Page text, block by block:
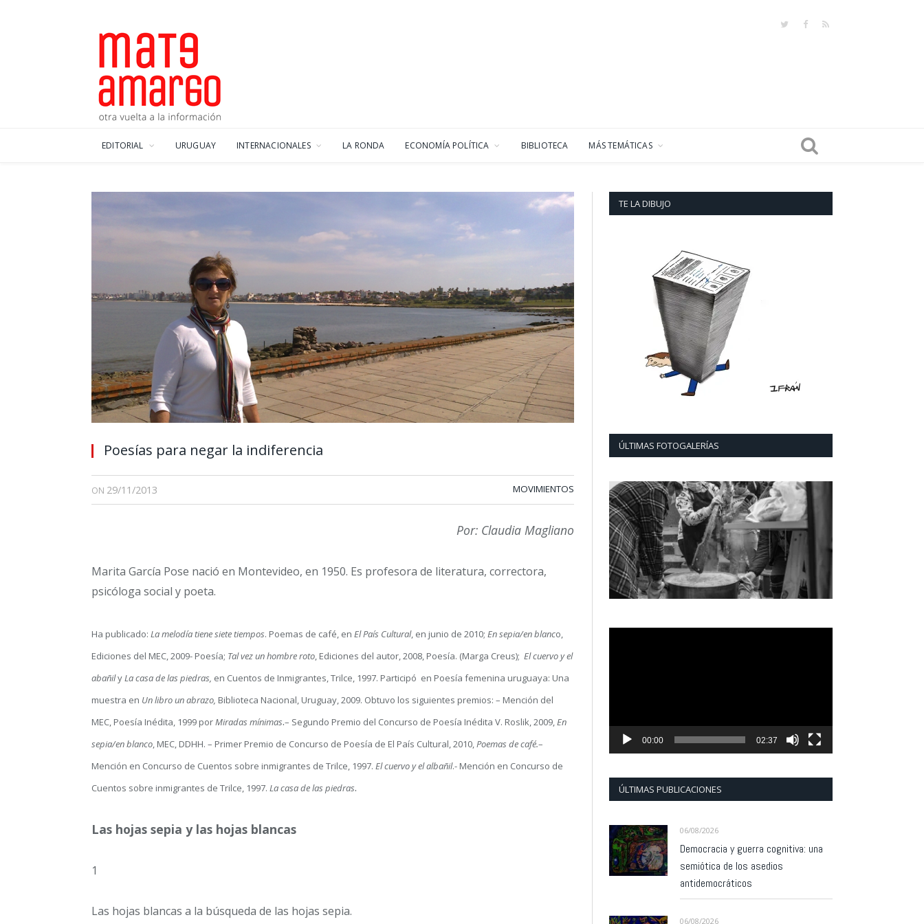
TwitterFacebook
RSS
EDITORIAL URUGUAY INTERNACIONALES LA RONDA ECONOMÍA POLÍTICA BIBLIOTECA MÁS TEMÁTICAS
Poesías para negar la indiferencia
ON 29/11/2013 MOVIMIENTOS
Por: Claudia Magliano
Marita García Pose nació en Montevideo, en 1950. Es profesora de literatura, correctora,
psicóloga social y poeta.
Ha publicado: La melodía tiene siete tiempos. Poemas de café, en El País Cultural, en junio de 2010; En sepia/en blanco,
Ediciones del MEC, 2009- Poesía; Tal vez un hombre roto, Ediciones del autor, 2008, Poesía. (Marga Creus); El cuervo y el
abañilyLa casa de las piedras, en Cuentos de Inmigrantes, Trilce, 1997. Participó en Poesía femenina uruguaya: Una
muestra en Un libro un abrazo, Biblioteca Nacional, Uruguay, 2009. Obtuvo los siguientes premios: – Mención del
MEC, Poesía Inédita, 1999 porMiradas mínimas.– Segundo Premio del Concurso de Poesía Inédita V. Roslik, 2009,En
sepia/en blanco, MEC, DDHH. – Primer Premio de Concurso de Poesía de El País Cultural, 2010,Poemas de café.–
Mención en Concurso de Cuentos sobre inmigrantes de Trilce, 1997. El cuervo y el albañil.- Mención en Concurso de
Cuentos sobre inmigrantes de Trilce, 1997. La casa de las piedras.
Las hojas sepia y las hojas blancas
1
Las hojas blancas a la búsqueda de las hojas sepia.
TE LA DIBUJO
ÚLTIMAS FOTOGALERÍAS
00:00 02:37
ÚLTIMAS PUBLICACIONES
06/08/2026
Democracia y guerra cognitiva: una
semiótica de los asedios
antidemocráticos
06/08/2026